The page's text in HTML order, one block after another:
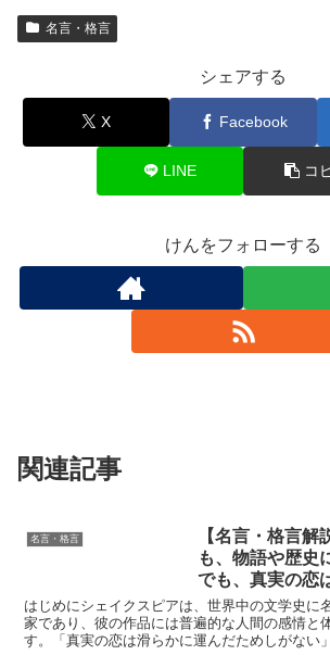
名言・格言
シェアする
X Facebook
LINE コ
けんをフォローする
関連記事
名言・格言
【名言・格言解
も、物語や歴史
でも、真実の恋
ためしがない
ピアの深い意味
はじめにシェイクスピアは、世界中の文学史に
家であり、彼の作品には普遍的な人間の感情と
す。「真実の恋は滑らかに運んだためしがない